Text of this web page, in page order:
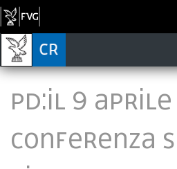
PD:il 9 aprile
conferenza